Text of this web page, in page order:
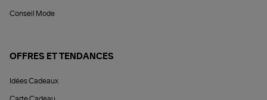
Conseil Mode
OFFRES ET TENDANCES
Idées Cadeaux
Carte Cadeau